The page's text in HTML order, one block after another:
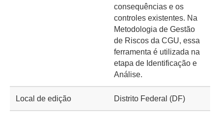
consequências e os
controles existentes. Na
Metodologia de Gestão
de Riscos da CGU, essa
ferramenta é utilizada na
etapa de Identificação e
Análise.
Local de edição Distrito Federal (DF)